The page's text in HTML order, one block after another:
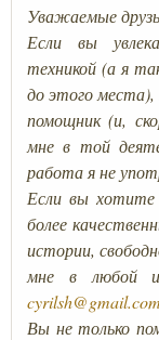
Уважаемые
Если вы
техникой (а я
до этого
помощник (и,
мне в той
работа я не
Если вы
более
истории,
мне в любой
cyrilsh@gmail.com
Вы не только